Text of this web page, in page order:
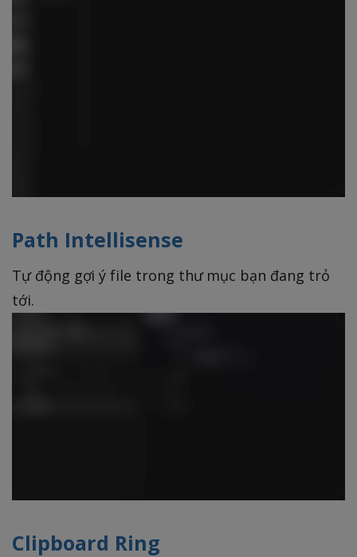
Path Intellisense
Tự động gợi ý file trong thư mục bạn đang trỏ
tới.
Clipboard Ring